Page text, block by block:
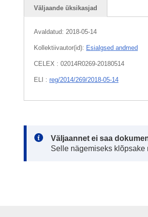
Väljaande üksikasjad
Avaldatud: 2018-05-14
Kollektiivautor(id): Esialgsed andmed
CELEX : 02014R0269-20180514
ELI : reg/2014/269/2018-05-14
Note:
Väljaannet ei saa
Selle nägemiseks klõpsake